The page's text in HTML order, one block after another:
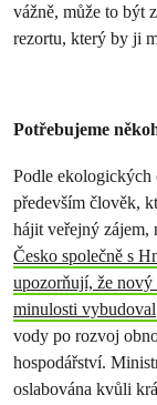
vážně, může to být
rezortu, který by ji
Potřebujeme
Podle
především člověk,
hájit veřejný zájem,
Česko společně s
upozorňují, že nový
minulosti vybudoval
vody po rozvoj
hospodářství.
oslabována kvůli